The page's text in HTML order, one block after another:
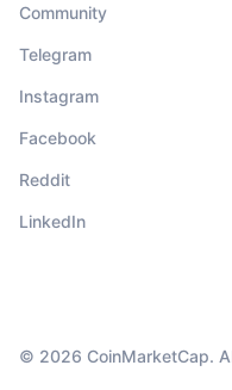
Community
Telegram
Instagram
Facebook
Reddit
LinkedIn
© 2026 CoinMarketCap.